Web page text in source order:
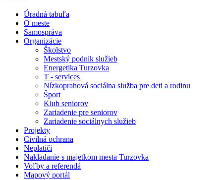
Úradná tabuľa
O meste
Samospráva
Organizácie
Školstvo
Mestský podnik služieb
Energetika Turzovka
T - services
Nízkoprahová sociálna služba pre deti a rodinu
Šport
Klub seniorov
Zariadenie pre seniorov
Zariadenie sociálnych služieb
Projekty
Civilná ochrana
Neplatiči
Nakladanie s majetkom mesta Turzovka
Voľby a referendá
Mapový portál